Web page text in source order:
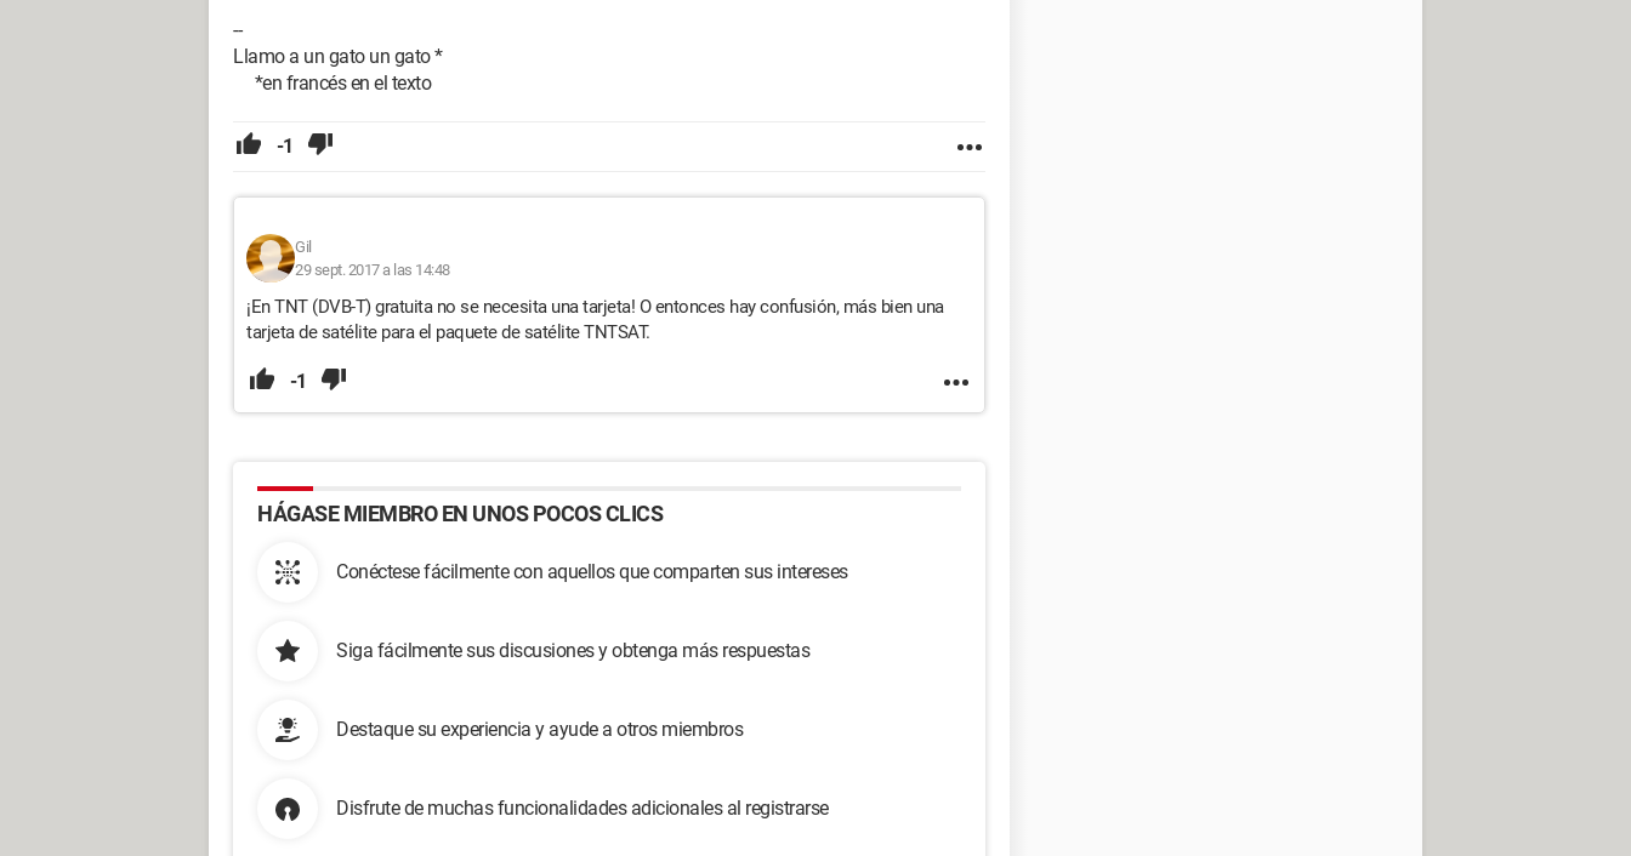
--
Llamo a un gato un gato *
*en francés en el texto
-1
Gil
29 sept. 2017 a las 14:48
¡En TNT (DVB-T) gratuita no se necesita una tarjeta! O entonces hay confusión, más bien una
tarjeta de satélite para el paquete de satélite TNTSAT.
-1
HÁGASE MIEMBRO EN UNOS POCOS CLICS
Conéctese fácilmente con aquellos que comparten sus intereses
Siga fácilmente sus discusiones y obtenga más respuestas
Destaque su experiencia y ayude a otros miembros
Disfrute de muchas funcionalidades adicionales al registrarse